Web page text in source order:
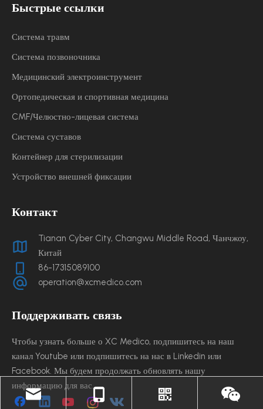
Быстрые ссылки
Система травм
Система позвоночника
Медицинский электроинструмент
Ортопедическая и спортивная медицина
CMF/Челюстно-лицевая система
Система суставов
Контейнер для стерилизации
Устройство внешней фиксации
Контакт
Tianan Cyber ​​City, Changwu Middle Road, Чанчжоу,
Китай
86-17315089100
operation@xcmedico.com
Поддерживать связь
Чтобы узнать больше о XC Medico, подпишитесь на наш
канал Youtube или подпишитесь на нас в Linkedin или
Facebook. Мы будем продолжать обновлять нашу
информацию для вас.